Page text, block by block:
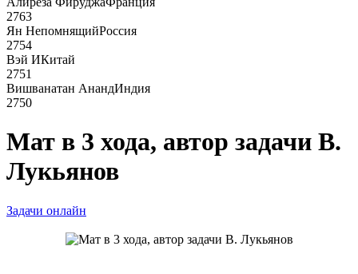
2763
Ян НепомнящийРоссия
2754
Вэй ИКитай
2751
Вишванатан АнандИндия
2750
Мат в 3 хода, автор задачи В.
Лукьянов
Задачи онлайн